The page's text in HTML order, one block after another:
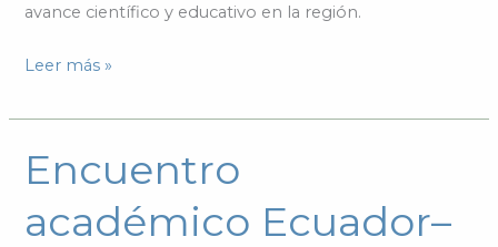
avance científico y educativo en la región.
Leer más »
Encuentro
académico Ecuador–
Encuentro
académico
Ecuador–